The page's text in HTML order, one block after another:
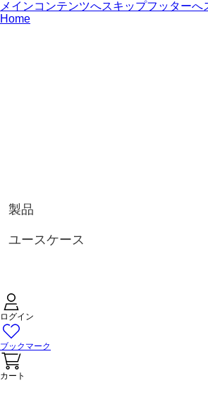
メインコンテンツへスキップフッターへ
Home
製品
ユースケース
ログイン
ブックマーク
カート